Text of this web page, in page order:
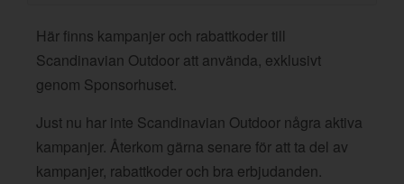
Här finns kampanjer och rabattkoder till
Scandinavian Outdoor att använda, exklusivt
genom Sponsorhuset.
Just nu har inte Scandinavian Outdoor några aktiva
kampanjer. Återkom gärna senare för att ta del av
kampanjer, rabattkoder och bra erbjudanden.